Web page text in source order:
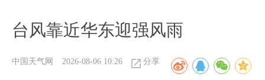
台风靠近华东迎强风雨
中国天气网 2026-08-06 10:26 分享